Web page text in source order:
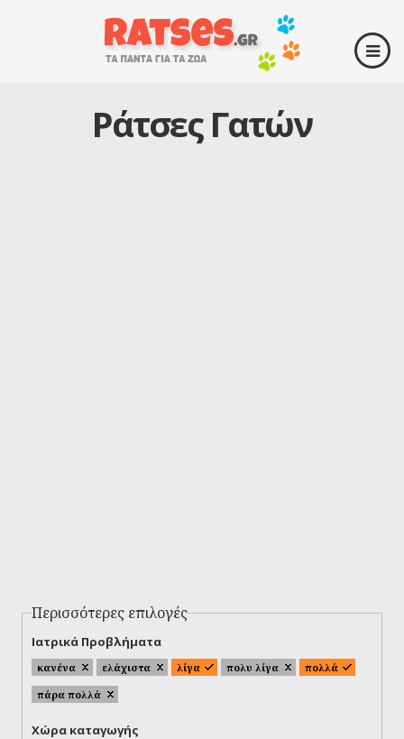
Ράτσες Γατών
Περισσότερες επιλογές
Ιατρικά Προβλήματα
κανένα ελάχιστα λίγα πολυ λίγα
πολλά
πάρα πολλά
Χώρα καταγωγής